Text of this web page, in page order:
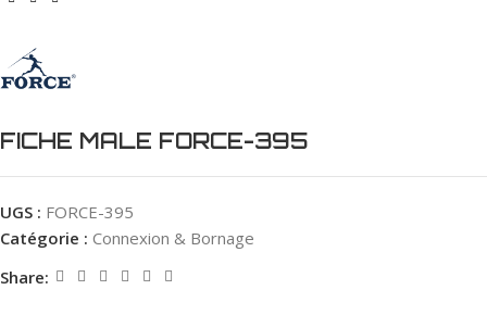
FICHE MALE FORCE-395
UGS : FORCE-395
Catégorie : Connexion & Bornage
Share: